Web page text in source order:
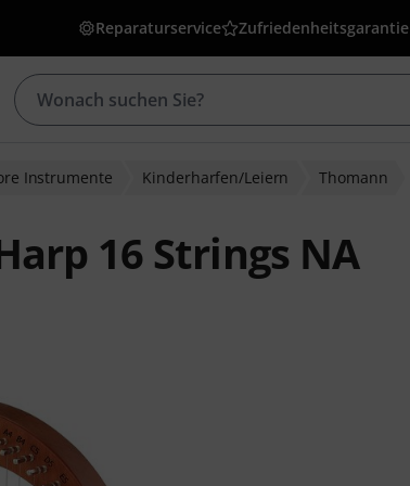
Reparaturservice Zufriedenheitsgarantie
Instrumente Kinderharfen/Leiern Thomann
16 Strings NA